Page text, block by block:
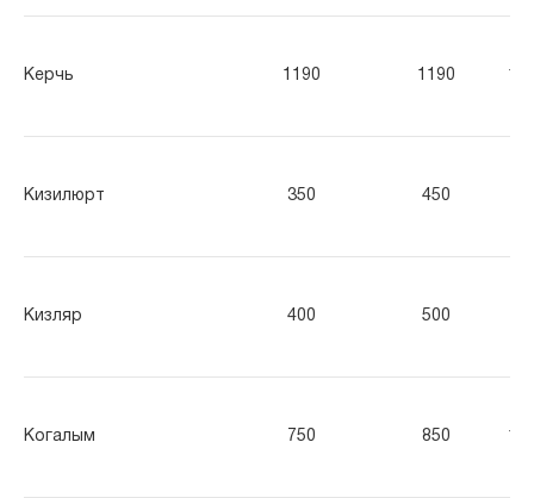
Керчь 1190 1190
Кизилюрт 350 450
Кизляр 400 500
Когалым 750 850